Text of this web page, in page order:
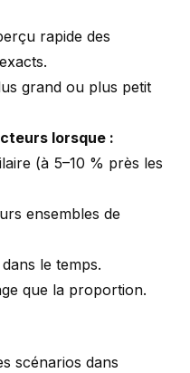
rapide des
grand ou plus petit
lorsque :
(à 5–10 % près les
ensembles de
le temps.
que la proportion.
scénarios dans